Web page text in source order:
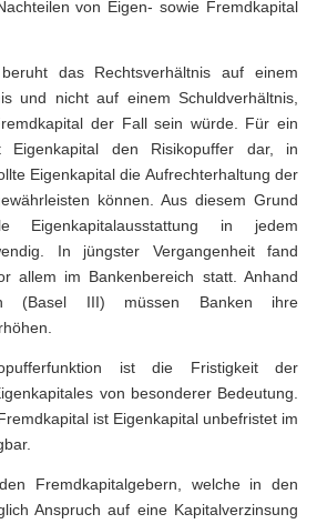
von Eigen- sowie Fremdkapital
das Rechtsverhältnis auf einem
und nicht auf einem Schuldverhältnis,
der Fall sein würde. Für ein
Eigenkapital den Risikopuffer dar, in
Eigenkapital die Aufrechterhaltung der
können. Aus diesem Grund
Eigenkapitalausstattung in jedem
In jüngster Vergangenheit fand
allem im Bankenbereich statt. Anhand
(Basel III) müssen Banken ihre
ist die Fristigkeit der
von besonderer Bedeutung.
ist Eigenkapital unbefristet im
Fremdkapitalgebern, welche in den
Anspruch auf eine Kapitalverzinsung